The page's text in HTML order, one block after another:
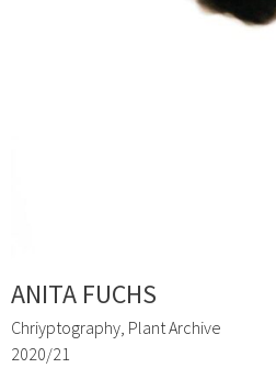
ANITA FUCHS
Chriyptography, Plant Archive
2020/21